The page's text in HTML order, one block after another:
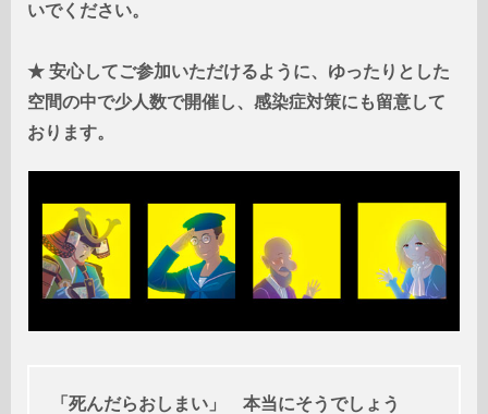
いでください。
★ 安心してご参加いただけるように、ゆったりとした
空間の中で少人数で開催し、感染症対策にも留意して
おります。
「死んだらおしまい」 本当にそうでしょう